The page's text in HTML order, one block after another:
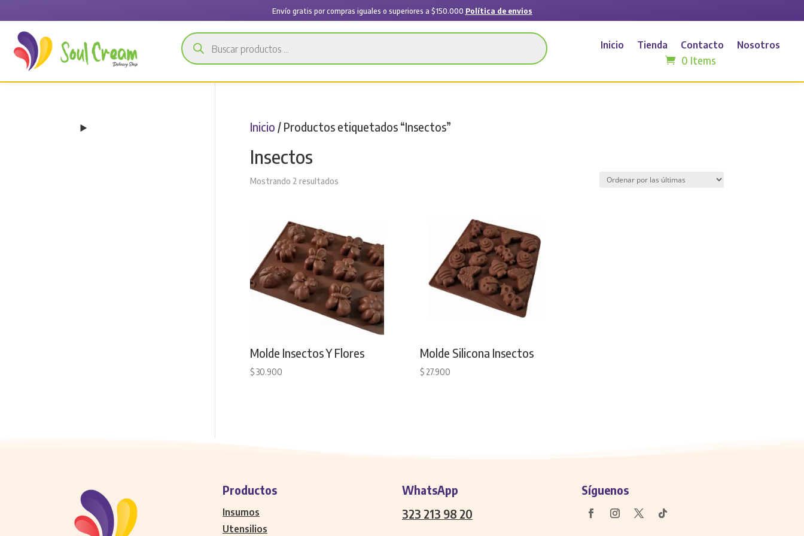
Envío gratis por compras iguales o superiores a $150.000 Política de envios
Búsqueda
de
productos
Inicio Tienda Contacto Nosotros
0 Items
Inicio / Productos etiquetados “Insectos”
Insectos
Mostrando 2 resultadosSorted
Molde Insectos Y Flores
$30.900
Molde Silicona Insectos
$27.900
Productos
Insumos
Utensilios
WhatsApp
323 213 98 20
Síguenos